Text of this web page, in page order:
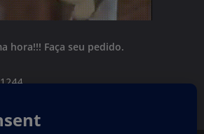
hora!!! Faça seu pedido.